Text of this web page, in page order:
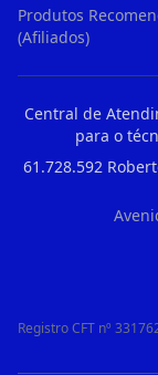
Produtos
(Afiliados)
Central de
para o
61.728.592
Registro CFT nº